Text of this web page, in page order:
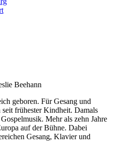
Beehann
geboren. Für Gesang und
seit frühester Kindheit. Damals
Mehr als zehn Jahre
auf der Bühne. Dabei
Gesang, Klavier und